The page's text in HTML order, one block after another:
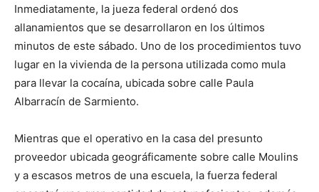
Inmediatamente, la jueza federal ordenó dos
allanamientos que se desarrollaron en los últimos
minutos de este sábado. Uno de los procedimientos tuvo
lugar en la vivienda de la persona utilizada como mula
para llevar la cocaína, ubicada sobre calle Paula
Albarracín de Sarmiento.
Mientras que el operativo en la casa del presunto
proveedor ubicada geográficamente sobre calle Moulins
y a escasos metros de una escuela, la fuerza federal